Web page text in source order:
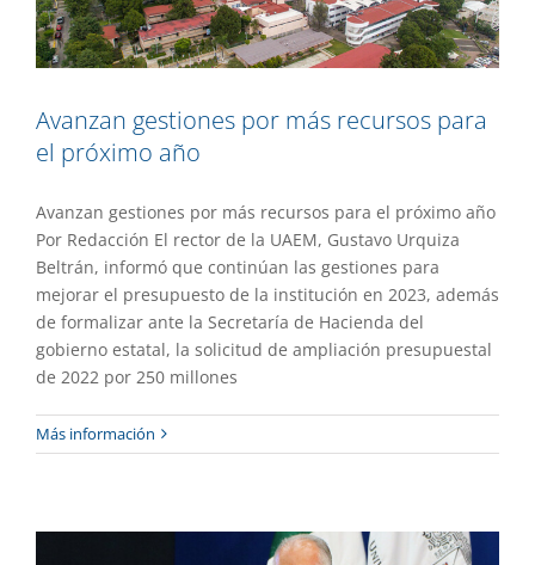
Avanzan gestiones por más recursos para
el próximo año
Avanzan gestiones por más recursos para el próximo año
Por Redacción El rector de la UAEM, Gustavo Urquiza
Beltrán, informó que continúan las gestiones para
mejorar el presupuesto de la institución en 2023, además
de formalizar ante la Secretaría de Hacienda del
gobierno estatal, la solicitud de ampliación presupuestal
de 2022 por 250 millones
Más informaciónDestaca popularidad de Gustavo